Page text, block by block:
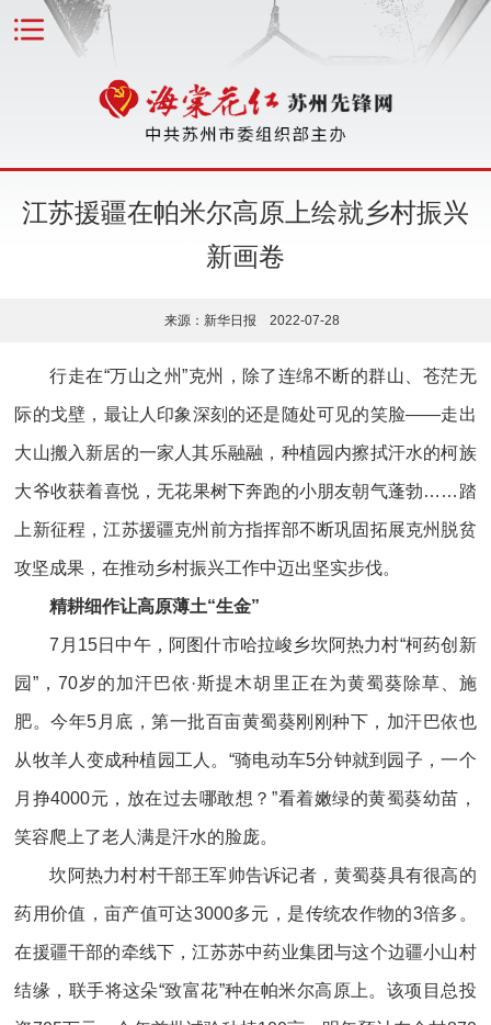
江苏援疆在帕米尔高原上绘就乡村振兴
新画卷
来源：新华日报 2022-07-28
行走在“万山之州”克州，除了连绵不断的群山、苍茫无
际的戈壁，最让人印象深刻的还是随处可见的笑脸——走出
大山搬入新居的一家人其乐融融，种植园内擦拭汗水的柯族
大爷收获着喜悦，无花果树下奔跑的小朋友朝气蓬勃……踏
上新征程，江苏援疆克州前方指挥部不断巩固拓展克州脱贫
攻坚成果，在推动乡村振兴工作中迈出坚实步伐。
精耕细作让高原薄土“生金”
7月15日中午，阿图什市哈拉峻乡坎阿热力村“柯药创新
园”，70岁的加汗巴依·斯提木胡里正在为黄蜀葵除草、施
肥。今年5月底，第一批百亩黄蜀葵刚刚种下，加汗巴依也
从牧羊人变成种植园工人。“骑电动车5分钟就到园子，一个
月挣4000元，放在过去哪敢想？”看着嫩绿的黄蜀葵幼苗，
笑容爬上了老人满是汗水的脸庞。
坎阿热力村村干部王军帅告诉记者，黄蜀葵具有很高的
药用价值，亩产值可达3000多元，是传统农作物的3倍多。
在援疆干部的牵线下，江苏苏中药业集团与这个边疆小山村
结缘，联手将这朵“致富花”种在帕米尔高原上。该项目总投